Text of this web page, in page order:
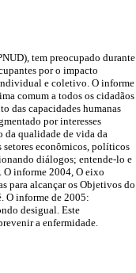
tem preocupado durante
por o impacto
e coletivo. O informe
comum a todos os cidadãos
das capacidades humanas
por interesses
da qualidade de vida da
econômicos, políticos
diálogos; entende-lo e
O informe 2004, O eixo
para alcançar os Objetivos do
O informe de 2005:
desigual. Este
a enfermidade.